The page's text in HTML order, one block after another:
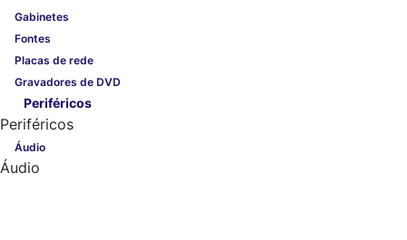
Gabinetes
Fontes
Placas de rede
Gravadores de DVD
Periféricos
Periféricos
Áudio
Áudio